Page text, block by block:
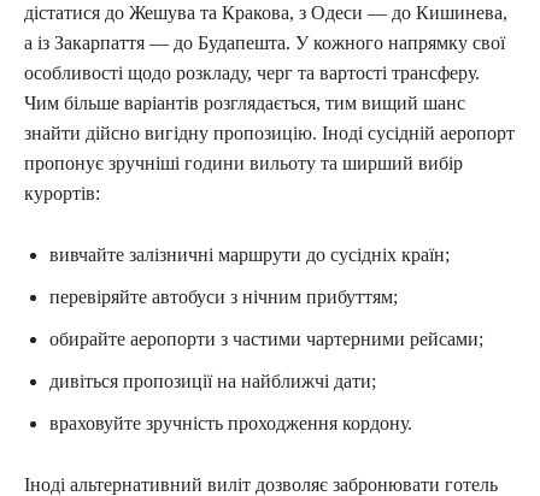
дістатися до Жешува та Кракова, з Одеси — до Кишинева,
а із Закарпаття — до Будапешта. У кожного напрямку свої
особливості щодо розкладу, черг та вартості трансферу.
Чим більше варіантів розглядається, тим вищий шанс
знайти дійсно вигідну пропозицію. Іноді сусідній аеропорт
пропонує зручніші години вильоту та ширший вибір
курортів:
вивчайте залізничні маршрути до сусідніх країн;
перевіряйте автобуси з нічним прибуттям;
обирайте аеропорти з частими чартерними рейсами;
дивіться пропозиції на найближчі дати;
враховуйте зручність проходження кордону.
Іноді альтернативний виліт дозволяє забронювати готель